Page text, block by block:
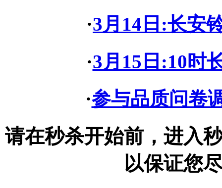
·3月14日:长安
·3月15日:10时
·参与品质问卷
请在秒杀开始前，进入
以保证您